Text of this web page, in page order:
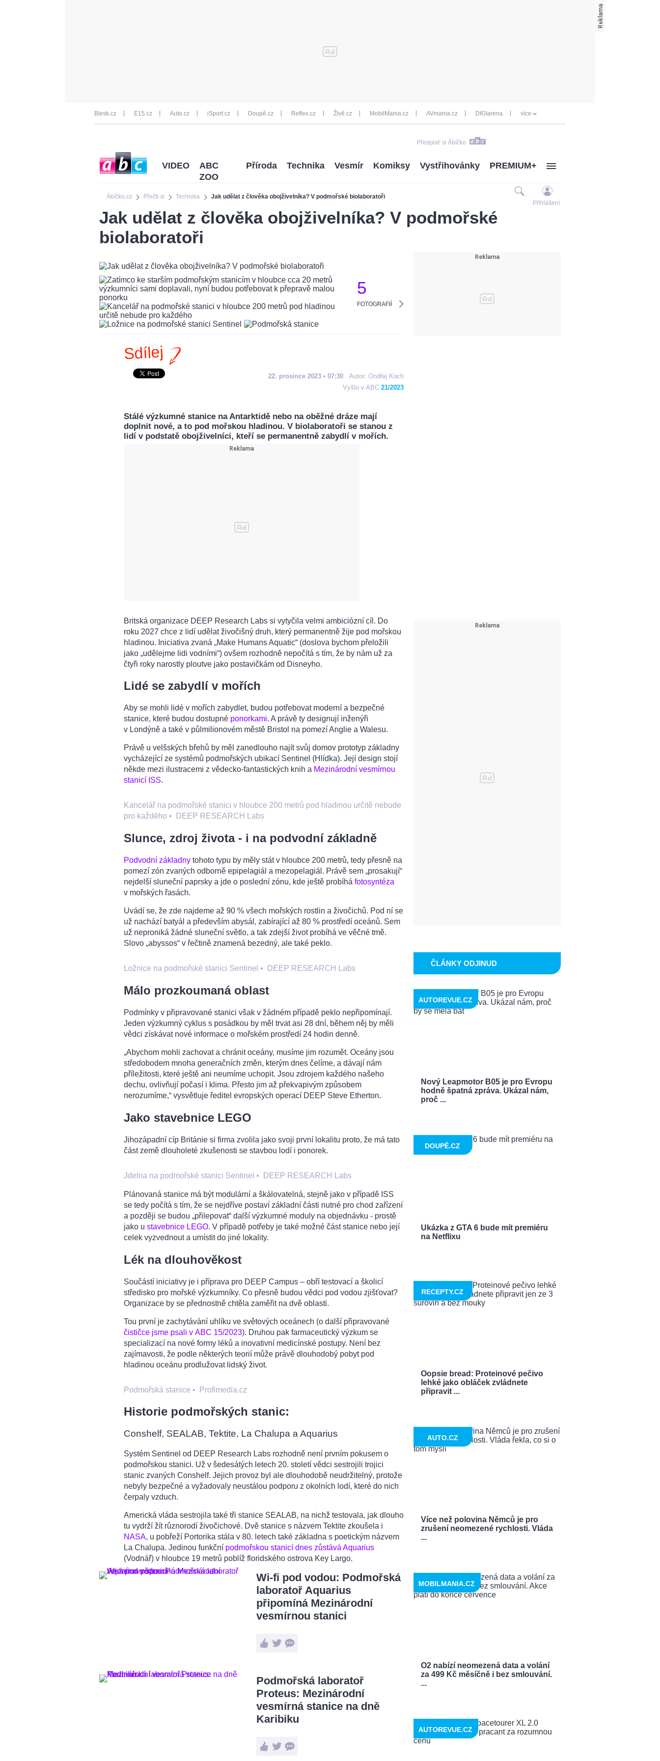
Blesk.cz E15.cz Auto.cz iSport.cz Doupě.cz Reflex.cz Živě.cz MobilMania.cz AVmania.cz DIGIarena více
Předplať si Ábíčko
Ábíčko.cz Přečti si Technika Jak udělat z člověka obojživelníka? V podmořské biolaboratoři
VIDEO
ABC
ZOO
Příroda Technika Vesmír Komiksy Vystřihovánky PREMIUM+
Přihlášení
Jak udělat z člověka obojživelníka? V podmořské
biolaboratoři
5
FOTOGRAFIÍ
Sdílej
22. prosince 2023 • 07:30 Autor: Ondřej Koch
Vyšlo v ABC 21/2023
Stálé výzkumné stanice na Antarktidě nebo na oběžné dráze mají
doplnit nové, a to pod mořskou hladinou. V biolaboratoři se stanou z
lidí v podstatě obojživelníci, kteří se permanentně zabydlí v mořích.
Britská organizace DEEP Research Labs si vytyčila velmi ambiciózní cíl. Do
roku 2027 chce z lidí udělat živočišný druh, který permanentně žije pod mořskou
hladinou. Iniciativa zvaná „Make Humans Aquatic“ (doslova bychom přeložili
jako „udělejme lidi vodními“) ovšem rozhodně nepočítá s tím, že by nám už za
čtyři roky narostly ploutve jako postavičkám od Disneyho.
Lidé se zabydlí v mořích
Aby se mohli lidé v mořích zabydlet, budou potřebovat moderní a bezpečné
stanice, které budou dostupné ponorkami. A právě ty designují inženýři
v Londýně a také v půlmilionovém městě Bristol na pomezí Anglie a Walesu.
Právě u velšských břehů by měl zanedlouho najít svůj domov prototyp základny
vycházející ze systémů podmořských ubikací Sentinel (Hlídka). Její design stojí
někde mezi ilustracemi z vědecko-fantastických knih a Mezinárodní vesmírnou
stanicí ISS.
Kancelář na podmořské stanici v hloubce 200 metrů pod hladinou určitě nebude
pro každého • DEEP RESEARCH Labs
Slunce, zdroj života - i na podvodní základně
Podvodní základny tohoto typu by měly stát v hloubce 200 metrů, tedy přesně na
pomezí zón zvaných odborně epipelagiál a mezopelagiál. Právě sem „prosakují“
nejdelší sluneční paprsky a jde o poslední zónu, kde ještě probíhá fotosyntéza
v mořských řasách.
Uvádí se, že zde najdeme až 90 % všech mořských rostlin a živočichů. Pod ní se
už nachází batyál a především abysál, zabírající až 80 % prostředí oceánů. Sem
už neproniká žádné sluneční světlo, a tak zdejší život probíhá ve věčné tmě.
Slovo „abyssos“ v řečtině znamená bezedný, ale také peklo.
Ložnice na podmořské stanici Sentinel • DEEP RESEARCH Labs
Málo prozkoumaná oblast
Podmínky v připravované stanici však v žádném případě peklo nepřipomínají.
Jeden výzkumný cyklus s posádkou by měl trvat asi 28 dní, během něj by měli
vědci získávat nové informace o mořském prostředí 24 hodin denně.
„Abychom mohli zachovat a chránit oceány, musíme jim rozumět. Oceány jsou
středobodem mnoha generačních změn, kterým dnes čelíme, a dávají nám
příležitosti, které ještě ani neumíme uchopit. Jsou zdrojem každého našeho
dechu, ovlivňují počasí i klima. Přesto jim až překvapivým způsobem
nerozumíme,“ vysvětluje ředitel evropských operací DEEP Steve Etherton.
Jako stavebnice LEGO
Jihozápadní cíp Británie si firma zvolila jako svoji první lokalitu proto, že má tato
část země dlouholeté zkušenosti se stavbou lodí i ponorek.
Jdelna na podmořské stanici Sentinel • DEEP RESEARCH Labs
Plánovaná stanice má být modulární a škálovatelná, stejně jako v případě ISS
se tedy počítá s tím, že se nejdříve postaví základní části nutné pro chod zařízení
a později se budou „přilepovat“ další výzkumné moduly na objednávku - prostě
jako u stavebnice LEGO. V případě potřeby je také možné část stanice nebo její
celek vyzvednout a umístit do jiné lokality.
Lék na dlouhověkost
Součástí iniciativy je i příprava pro DEEP Campus – obří testovací a školicí
středisko pro mořské výzkumníky. Co přesně budou vědci pod vodou zjišťovat?
Organizace by se přednostně chtěla zaměřit na dvě oblasti.
Tou první je zachytávání uhlíku ve světových oceánech (o další připravované
čističce jsme psali v ABC 15/2023). Druhou pak farmaceutický výzkum se
specializací na nové formy léků a inovativní medicínské postupy. Není bez
zajímavosti, že podle některých teorií může právě dlouhodobý pobyt pod
hladinou oceánu prodlužovat lidský život.
Podmořská stanice • Profimedia.cz
Historie podmořských stanic:
Conshelf, SEALAB, Tektite, La Chalupa a Aquarius
Systém Sentinel od DEEP Research Labs rozhodně není prvním pokusem o
podmořskou stanici. Už v šedesátých letech 20. století vědci sestrojili trojici
stanic zvaných Conshelf. Jejich provoz byl ale dlouhodobě neudržitelný, protože
nebyly bezpečné a vyžadovaly neustálou podporu z okolních lodí, které do nich
čerpaly vzduch.
Americká vláda sestrojila také tři stanice SEALAB, na nichž testovala, jak dlouho
tu vydrží žít různorodí živočichové. Dvě stanice s názvem Tektite zkoušela i
NASA, u pobřeží Portorika stála v 80. letech také základna s poetickým názvem
La Chalupa. Jedinou funkční podmořskou stanicí dnes zůstává Aquarius
(Vodnář) v hloubce 19 metrů poblíž floridského ostrova Key Largo.
Wi-fi pod vodou: Podmořská
laboratoř Aquarius
připomíná Mezinárodní
vesmírnou stanici
Podmořská laboratoř
Proteus: Mezinárodní
vesmírná stanice na dně
Karibiku
ČLÁNKY ODJINUD
Nový Leapmotor B05 je pro Evropu
hodně špatná zpráva. Ukázal nám,
proč ...
AUTOREVUE.CZ
Ukázka z GTA 6 bude mít premiéru
na Netflixu
DOUPĚ.CZ
Oopsie bread: Proteinové pečivo
lehké jako obláček zvládnete
připravit ...
RECEPTY.CZ
Více než polovina Němců je pro
zrušení neomezené rychlosti. Vláda
...
AUTO.CZ
O2 nabízí neomezená data a volání
za 499 Kč měsíčně i bez smlouvání.
...
MOBILMANIA.CZ
AUTOREVUE.CZ